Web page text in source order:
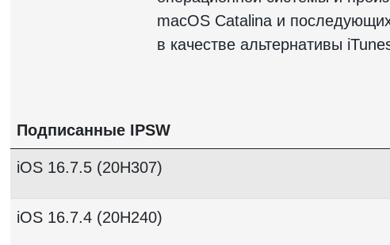
macOS Catalina и
в качестве альтернативы
Подписанные IPSW
iOS 16.7.5 (20H307)
iOS 16.7.4 (20H240)